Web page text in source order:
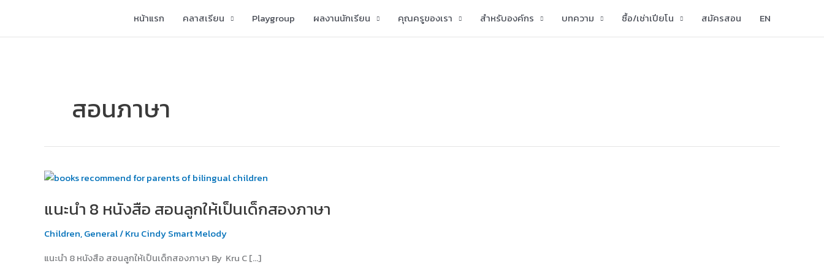
content
หน้าแรก คลาสเรียน Playgroup ผลงานนักเรียน คุณครูของเรา สำหรับองค์กร บทความ ซื้อ/เช่าเปียโน สมัครสอน EN
สอนภาษา
แนะนำ 8 หนังสือ สอนลูกให้เป็นเด็กสองภาษา
Children,General/Kru Cindy Smart Melody
แนะนำ 8 หนังสือ สอนลูกให้เป็นเด็กสองภาษา By Kru C […]
แนะนำ
หนังสือ
ลูก
เป็น